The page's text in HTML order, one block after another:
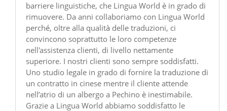
barriere linguistiche, che Lingua World è in grado di
rimuovere. Da anni collaboriamo con Lingua World
perché, oltre alla qualità delle traduzioni, ci
convincono soprattutto le loro competenze
nell'assistenza clienti, di livello nettamente
superiore. I nostri clienti sono sempre soddisfatti.
Uno studio legale in grado di fornire la traduzione di
un contratto in cinese mentre il cliente attende
nell’atrio di un albergo a Pechino è inestimabile.
Grazie a Lingua World abbiamo soddisfatto le